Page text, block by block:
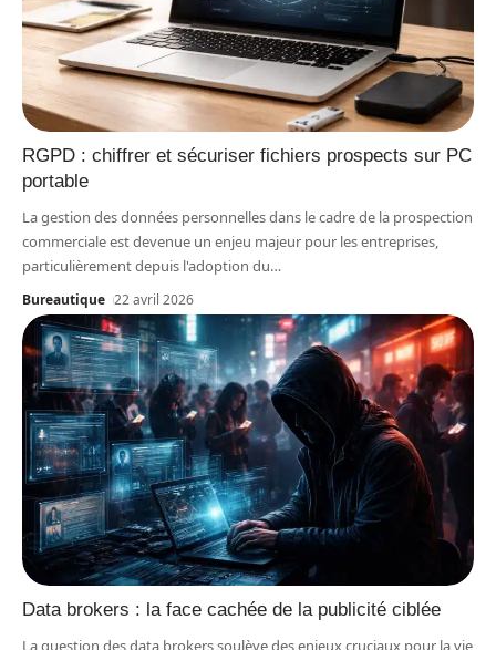
RGPD : chiffrer et sécuriser fichiers prospects sur PC
portable
La gestion des données personnelles dans le cadre de la prospection
commerciale est devenue un enjeu majeur pour les entreprises,
particulièrement depuis l'adoption du…
Bureautique 22 avril 2026
Data brokers : la face cachée de la publicité ciblée
La question des data brokers soulève des enjeux cruciaux pour la vie